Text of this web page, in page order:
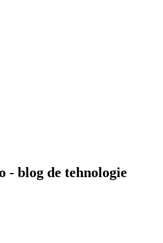
- blog de tehnologie